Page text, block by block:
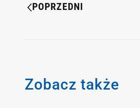
POPRZEDNI
Zobacz także